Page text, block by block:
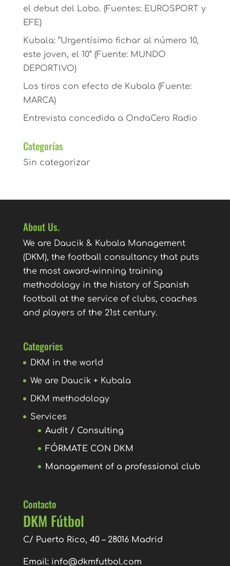
el debut del Lobo. (Fuentes: EUROSPORT y
EFE)
Kubala: “Urgentísimo fichar al número 10,
este joven, el 10“ (Fuente: MUNDO
DEPORTIVO)
Los tiros con efecto de Kubala (Fuente:
MARCA)
Entrevista concedida a OndaCero Radio
Categorías
Sin categorizar
About Us.
We are Daucik & Kubala Management
(DKM), the football consultancy that puts
the most award-winning training
methodology in the history of Spanish
football at the service of clubs, coaches
and players of the 21st century.
Categories
DKM in the world
We are Daucik + Kubala
DKM methodology
Services
Audit / Consulting
FÓRMATE CON DKM
Management of a professional club
Contacto
DKM Fútbol
C/ Puerto Rico, 40 – 28016 Madrid
Email: info@dkmfutbol.com